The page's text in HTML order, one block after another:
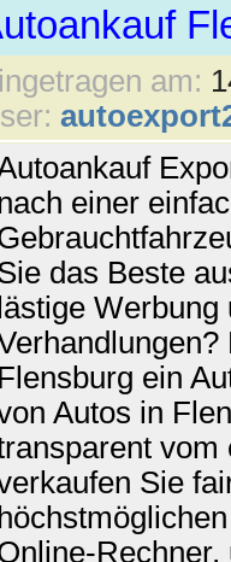
am:
einer
das Beste
lästige
Flensburg ein
Autos in
vom
Sie